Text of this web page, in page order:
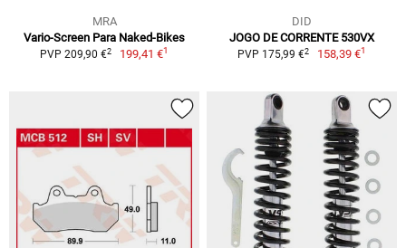
MRA
Vario-Screen Para Naked-Bikes
PVP 209,90 €2 199,41 €1
DID
JOGO DE CORRENTE 530VX
PVP 175,99 €2 158,39 €1